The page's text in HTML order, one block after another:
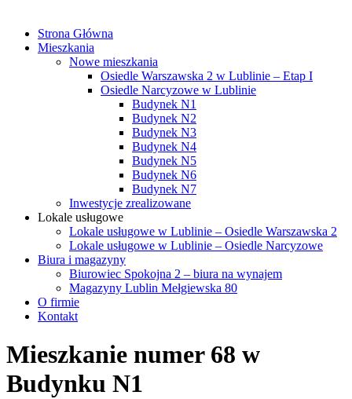
Strona Główna
Mieszkania
Nowe mieszkania
Osiedle Warszawska 2 w Lublinie – Etap I
Osiedle Narcyzowe w Lublinie
Budynek N1
Budynek N2
Budynek N3
Budynek N4
Budynek N5
Budynek N6
Budynek N7
Inwestycje zrealizowane
Lokale usługowe
Lokale usługowe w Lublinie – Osiedle Warszawska 2
Lokale usługowe w Lublinie – Osiedle Narcyzowe
Biura i magazyny
Biurowiec Spokojna 2 – biura na wynajem
Magazyny Lublin Mełgiewska 80
O firmie
Kontakt
Mieszkanie numer 68 w
Budynku N1